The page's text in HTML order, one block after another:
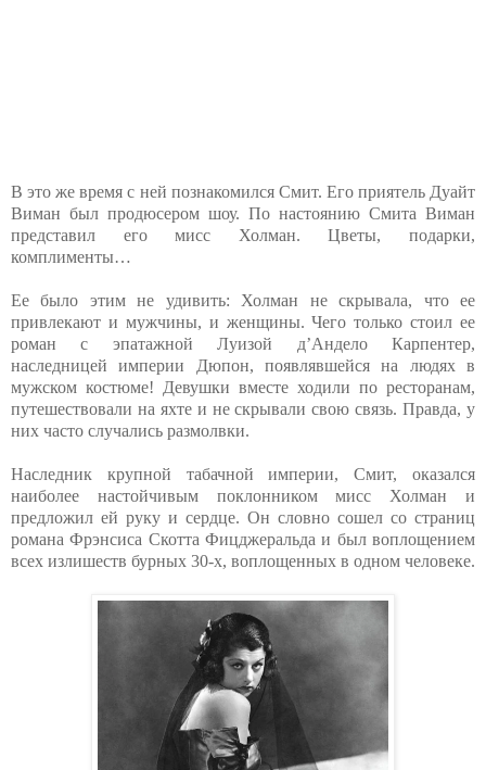
В это же время с ней познакомился Смит. Его приятель Дуайт
Виман был продюсером шоу. По настоянию Смита Виман
представил его мисс Холман. Цветы, подарки,
комплименты…
Ее было этим не удивить: Холман не скрывала, что ее
привлекают и мужчины, и женщины. Чего только стоил ее
роман с эпатажной Луизой д’Андело Карпентер,
наследницей империи Дюпон, появлявшейся на людях в
мужском костюме! Девушки вместе ходили по ресторанам,
путешествовали на яхте и не скрывали свою связь. Правда, у
них часто случались размолвки.
Наследник крупной табачной империи, Смит, оказался
наиболее настойчивым поклонником мисс Холман и
предложил ей руку и сердце. Он словно сошел со страниц
романа Фрэнсиса Скотта Фицджеральда и был воплощением
всех излишеств бурных 30-х, воплощенных в одном человеке.